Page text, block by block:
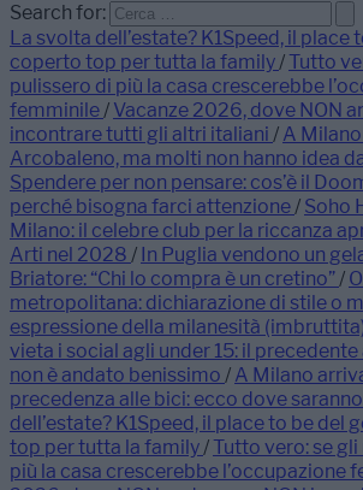
Search for:
La svolta dell’estate? K1Speed, il place
coperto top per tutta la family/ Tutto
pulissero di più la casa crescerebbe
femminile/ Vacanze 2026, dove NON
incontrare tutti gli altri italiani / A
Arcobaleno, ma molti non hanno idea
Spendere per non pensare: cos’è il
perché bisogna farci attenzione/ Soho
Milano: il celebre club per la riccanza
Arti nel 2028 / In Puglia vendono un
Briatore: “Chi lo compra è un cretino”/
metropolitana: dichiarazione di stile o
espressione della milanesità
vieta i social agli under 15: il
non è andato benissimo / A Milano
precedenza alle bici: ecco dove saranno
dell’estate? K1Speed, il place to be del
top per tutta la family/ Tutto vero: se
più la casa crescerebbe l’occupazione